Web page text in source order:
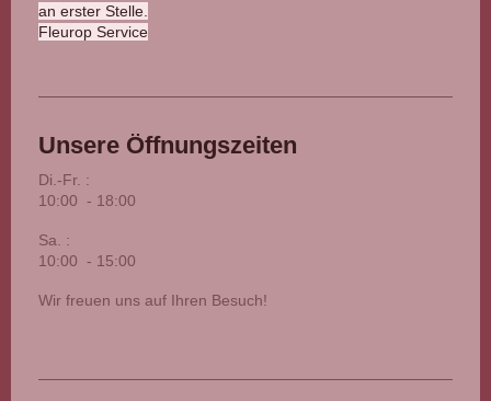
an erster Stelle.
Fleurop Service
Unsere Öffnungszeiten
Di.-Fr. :
10:00 - 18:00
Sa. :
10:00 - 15:00
Wir freuen uns auf Ihren Besuch!